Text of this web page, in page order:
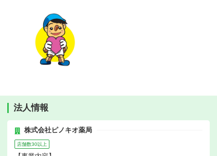
法人情報
株式会社ピノキオ薬局
店舗数30以上